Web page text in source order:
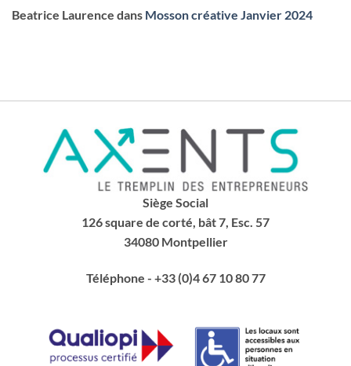
Beatrice Laurence dans Mosson créative Janvier 2024
Siège Social
126 square de corté, bât 7, Esc. 57
34080 Montpellier
Téléphone - +33 (0)4 67 10 80 77